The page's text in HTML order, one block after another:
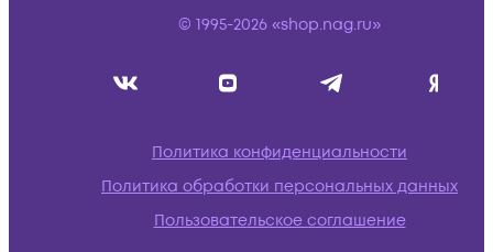
© 1995-2026 «shop.nag.ru»
Политика конфиденциальности
Политика обработки персональных данных
Пользовательское соглашение